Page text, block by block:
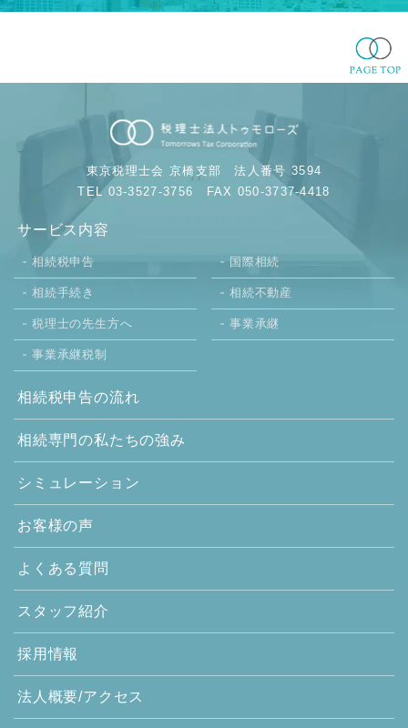
東京税理士会 京橋支部法人番号 3594
TEL 03-3527-3756 FAX 050-3737-4418
サービス内容
相続税申告 国際相続
相続手続き 相続不動産
税理士の先生方へ 事業承継
事業承継税制
相続税申告の流れ
相続専門の私たちの強み
シミュレーション
お客様の声
よくある質問
スタッフ紹介
採用情報
法人概要/アクセス